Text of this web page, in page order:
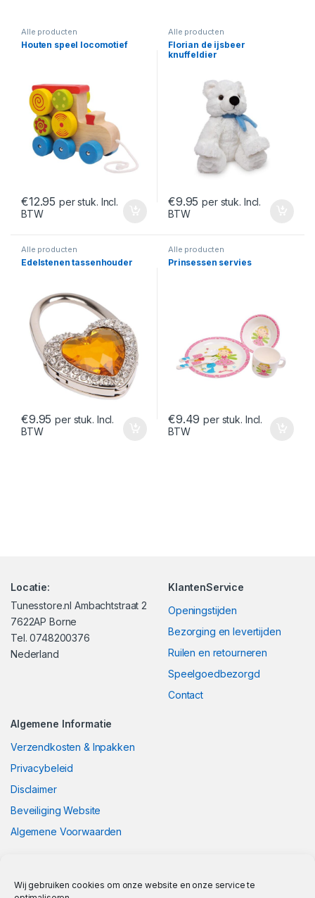
Wij gebruiken cookies om onze website en onze service te
Alle producten
Houten speel locomotief
€12.95 per stuk. Incl.
BTW
Alle producten
Florian de ijsbeer
knuffeldier
€9.95 per stuk. Incl.
BTW
Alle producten
Edelstenen tassenhouder
€9.95 per stuk. Incl.
BTW
Alle producten
Prinsessen servies
€9.49 per stuk. Incl.
BTW
Locatie:
Tunesstore.nl Ambachtstraat 2
7622AP Borne
Tel. 0748200376
Nederland
KlantenService
Openingstijden
Bezorging en levertijden
Ruilen en retourneren
Speelgoedbezorgd
Contact
Algemene Informatie
Verzendkosten & Inpakken
Privacybeleid
Disclaimer
Beveiliging Website
Algemene Voorwaarden